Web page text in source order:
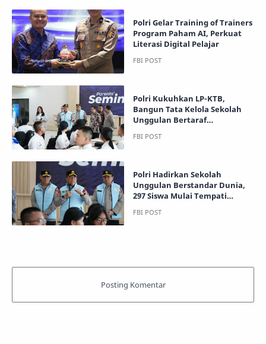
Polri Gelar Training of Trainers
Program Paham AI, Perkuat
Literasi Digital Pelajar
Polri Kukuhkan LP-KTB,
Bangun Tata Kelola Sekolah
Unggulan Bertaraf
Pemimpin Masa Depan
Polri Hadirkan Sekolah
Unggulan Berstandar Dunia,
297 Siswa Mulai Tempati